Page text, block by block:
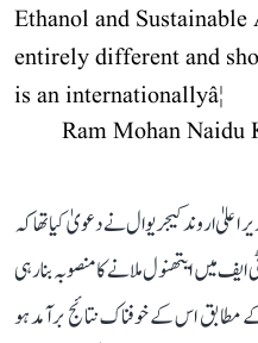
Ethanol and
entirely different and
is an internationallyâ¦
اروند کیجریوال نے دعویٰ کیا تھا کہ
میں ایتھنول ملانے کا منصوبہ بنا رہی
مطابق اس کے خوفناک نتائج برآمد ہو